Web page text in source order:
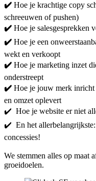
✔️ Hoe je krachtige copy
schreeuwen of pushen)
✔️ Hoe je salesgesprekken
✔️ Hoe je een
wekt en verkoopt
✔️ Hoe je marketing inzet
onderstreept
✔️ Hoe je jouw merk inricht
en omzet oplevert
✔️ Hoe je website er niet
✔️ En het allerbelangrijkste:
concessies!
We stemmen alles op maat
groeidoelen.